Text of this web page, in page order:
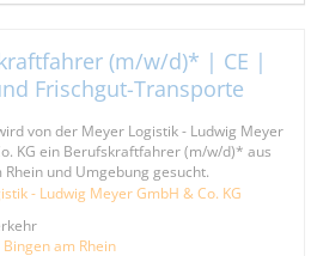
(m/w/d)* | CE |
Frischgut-Transporte
von der Meyer Logistik - Ludwig Meyer
KG ein Berufskraftfahrer (m/w/d)* aus
Rhein und Umgebung gesucht.
- Ludwig Meyer GmbH & Co. KG
Bingen am Rhein